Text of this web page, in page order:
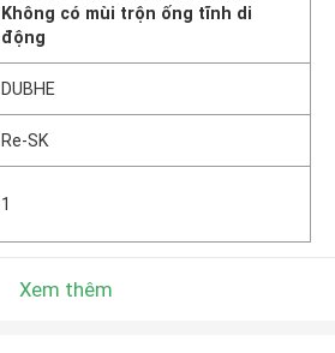
Không có mùi trộn ống tĩnh di
động
DUBHE
Re-SK
1
Xem thêm